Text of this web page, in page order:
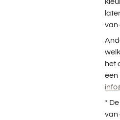
van
het
een
*
van